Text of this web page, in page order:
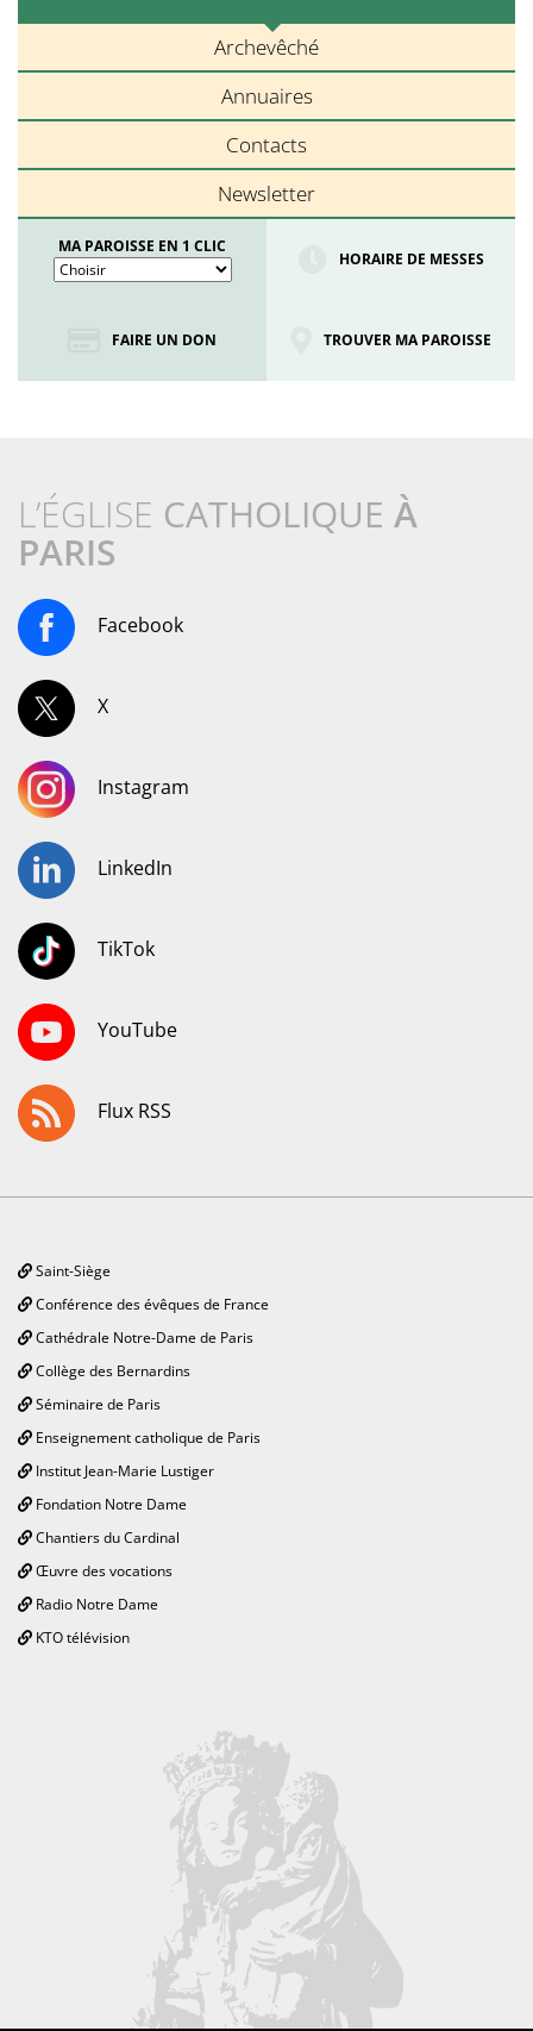
Archevêché
Annuaires
Contacts
Newsletter
MA PAROISSE EN 1 CLIC
HORAIRE DE MESSES
FAIRE UN DON TROUVER MA PAROISSE
L’ÉGLISE CATHOLIQUE À
PARIS
Facebook
X
Instagram
LinkedIn
TikTok
YouTube
Flux RSS
Saint-Siège
Conférence des évêques de France
Cathédrale Notre-Dame de Paris
Collège des Bernardins
Séminaire de Paris
Enseignement catholique de Paris
Institut Jean-Marie Lustiger
Fondation Notre Dame
Chantiers du Cardinal
Œuvre des vocations
Radio Notre Dame
KTO télévision